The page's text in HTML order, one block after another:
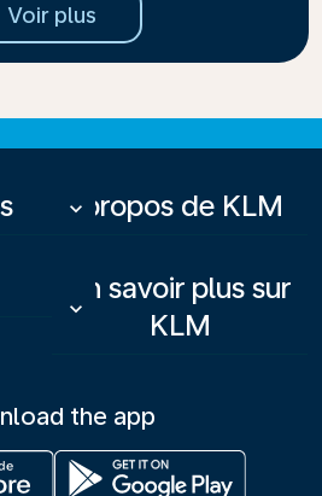
Voir plus
À propos de KLM
keyboard_arrow_down
En savoir plus sur
KLM
keyboard_arrow_down
the app